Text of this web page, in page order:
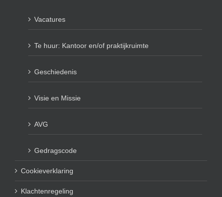
Vacatures
Te huur: Kantoor en/of praktijkruimte
Geschiedenis
Visie en Missie
AVG
Gedragscode
Cookieverklaring
Klachtenregeling